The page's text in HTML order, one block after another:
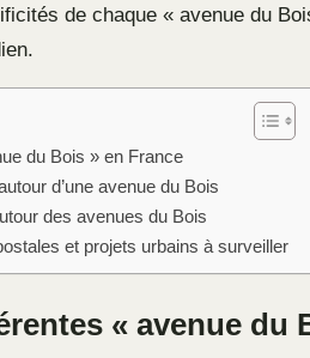
de chaque « avenue du
du Bois » en France
d’une avenue du Bois
des avenues du Bois
et projets urbains à surveiller
« avenue du